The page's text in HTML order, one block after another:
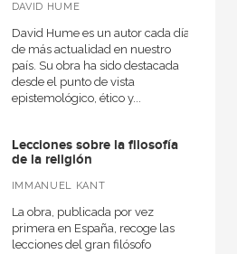
DAVID HUME
David Hume es un autor cada día
de más actualidad en nuestro
país. Su obra ha sido destacada
desde el punto de vista
epistemológico, ético y...
Lecciones sobre la filosofía
de la religión
IMMANUEL KANT
La obra, publicada por vez
primera en España, recoge las
lecciones del gran filósofo